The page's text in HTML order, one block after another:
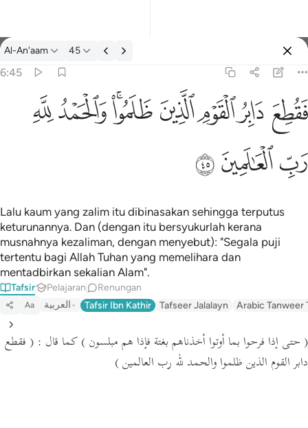
Tafsir: Al-An'aam 6:45
Al-An'aam 45
6:45
فقطع دابر القوم الذين ظلموا والحمد لله رب العالمين ٤٥
ٱلْقَوْمِ ٱلَّذِينَ ظَلَمُوا۟ ۚ وَٱلْحَمْدُ لِلَّهِ رَبِّ ٱلْعَـٰلَمِينَ ٤٥ﱁ ﱂﱃﱄﱅﱆﱇﱈ
ﱉﱊﱋ
Lalu kaum yang zalim itu dibinasakan sehingga terputus
keturunannya. Dan (dengan itu bersyukurlah kerana
musnahnya kezaliman, dengan menyebut): "Segala puji
tertentu bagi Allah Tuhan yang memelihara dan
mentadbirkan sekalian Alam".
Tafsir Pelajaran Renungan
Aa العربية Tafsir Ibn Kathir Tafseer Jalalayn Arabic Tanweer
( حتى إذا فرحوا بما أوتوا أخذناهم بغتة فإذا هم مبلسون ) كما قال : ( فقطع
دابر القوم الذين ظلموا والحمد لله رب العالمين )